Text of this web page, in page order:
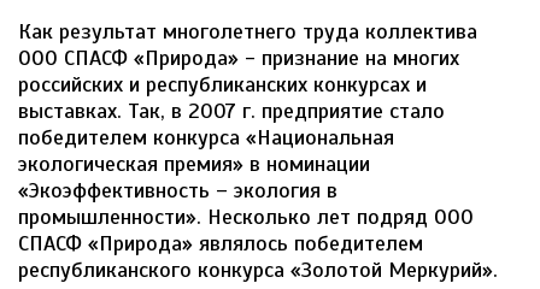
Как результат многолетнего труда коллектива
ООО СПАСФ «Природа» - признание на многих
российских и республиканских конкурсах и
выставках. Так, в 2007 г. предприятие стало
победителем конкурса «Национальная
экологическая премия» в номинации
«Экоэффективность – экология в
промышленности». Несколько лет подряд ООО
СПАСФ «Природа» являлось победителем
республиканского конкурса «Золотой Меркурий».